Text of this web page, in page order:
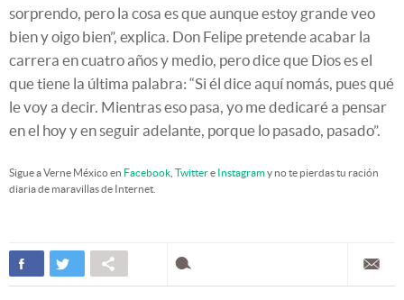
sorprendo, pero la cosa es que aunque estoy grande veo
bien y oigo bien”, explica. Don Felipe pretende acabar la
carrera en cuatro años y medio, pero dice que Dios es el
que tiene la última palabra: “Si él dice aquí nomás, pues qué
le voy a decir. Mientras eso pasa, yo me dedicaré a pensar
en el hoy y en seguir adelante, porque lo pasado, pasado”.
Sigue a Verne México en Facebook Twittere Instagramy no te pierdas tu ración
diaria de maravillas de Internet.